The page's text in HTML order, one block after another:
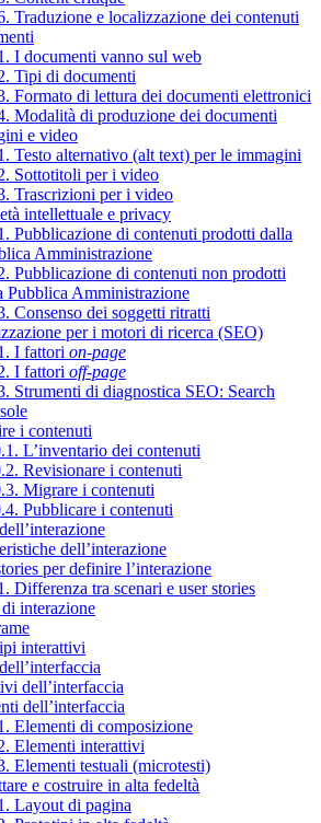
Traduzione e localizzazione dei contenuti
I documenti vanno sul web
Tipi di documenti
Formato di lettura dei documenti elettronici
Modalità di produzione dei documenti
e video
Testo alternativo (alt text) per le immagini
Sottotitoli per i video
Trascrizioni per i video
intellettuale e privacy
Pubblicazione di contenuti prodotti dalla
Amministrazione
Pubblicazione di contenuti non prodotti
Pubblica Amministrazione
Consenso dei soggetti ritratti
per i motori di ricerca (SEO)
I fattori on-page
I fattori off-page
Strumenti di diagnostica SEO: Search
i contenuti
L’inventario dei contenuti
Revisionare i contenuti
Migrare i contenuti
Pubblicare i contenuti
dell’interazione
per definire l’interazione
Differenza tra scenari e user stories
interazione
interattivi
dell’interfaccia
dell’interfaccia
Elementi di composizione
Elementi interattivi
Elementi testuali (microtesti)
e costruire in alta fedeltà
Layout di pagina